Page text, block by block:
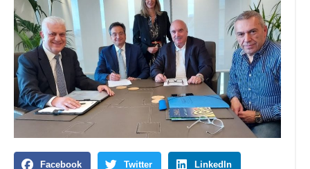
Facebook Twitter LinkedIn